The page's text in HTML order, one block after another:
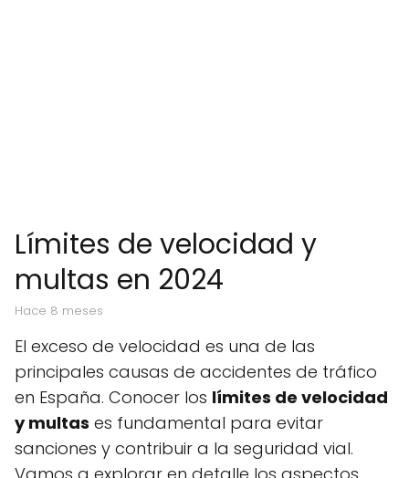
Límites de velocidad y
multas en 2024
hace 8 meses
El exceso de velocidad es una de las
principales causas de accidentes de tráfico
en España. Conocer los límites de velocidad
y multas es fundamental para evitar
sanciones y contribuir a la seguridad vial.